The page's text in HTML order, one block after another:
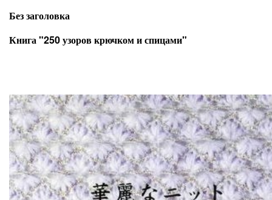
Без заголовка
Книга "250 узоров крючком и спицами"